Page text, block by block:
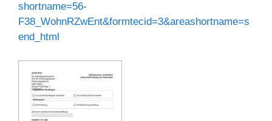
shortname=56-
F38_WohnRZwEnt&formtecid=3&areashortname=s
end_html